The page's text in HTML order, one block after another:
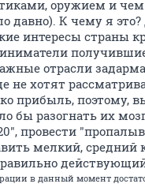
оружием и
давно). К чему я
интересы страны
отрасли
не хотят
прибыль, поэтому,
бы разогнать их
провести
мелкий, средний
в данный момент